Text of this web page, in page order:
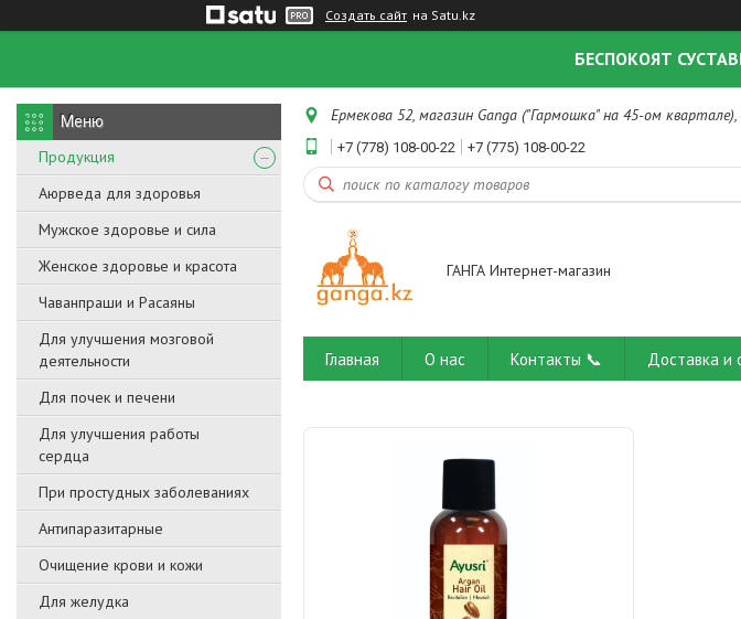
Создать сайт на Satu.kz
БЕСПОКОЯТ
Продукция
Аюрведа для здоровья
Мужское здоровье и сила
Женское здоровье и красота
Чаванпраши и Расаяны
Для улучшения мозговой
деятельности
Для почек и печени
Для улучшения работы
сердца
При простудных заболеваниях
Антипаразитарные
Очищение крови и кожи
Для желудка
Ермекова 52, магазин Ganga ("Гармошка" на 45-ом
+7 (778) 108-00-22 +7 (775) 108-00-22
ГАНГА Интернет-магазин
Главная О нас Контакты 📞 Доставка и